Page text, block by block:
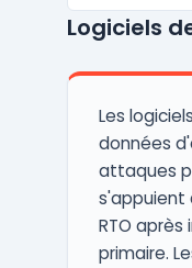
données. La
console
Logiciels
Les
données
attaques
s'appuient
RTO
primaire.